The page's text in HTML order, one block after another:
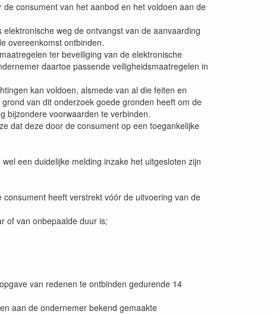
consument van het aanbod en het voldoen aan de
weg de ontvangst van de aanvaarding
overeenkomst ontbinden.
ter beveiliging van de elektronische
daartoe passende veiligheidsmaatregelen in
kan voldoen, alsmede van al die feiten en
van dit onderzoek goede gronden heeft om de
bijzondere voorwaarden te verbinden.
dat deze door de consument op een toegankelijke
een duidelijke melding inzake het uitgesloten zijn
heeft verstrekt vóór de uitvoering van de
of van onbepaalde duur is;
van redenen te ontbinden gedurende 14
aan de ondernemer bekend gemaakte